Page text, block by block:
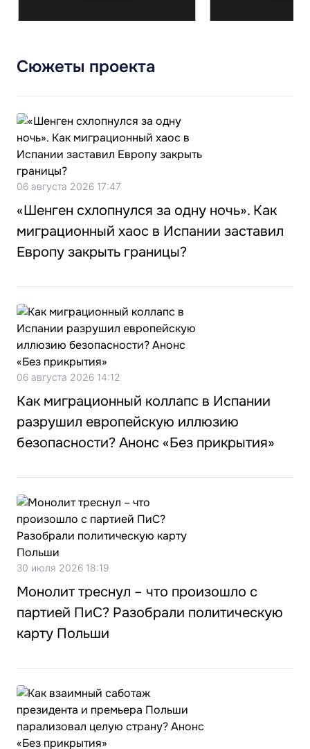
Сюжеты проекта
06 августа 2026 17:47
«Шенген схлопнулся за одну ночь». Как
миграционный хаос в Испании заставил
Европу закрыть границы?
06 августа 2026 14:12
Как миграционный коллапс в Испании
разрушил европейскую иллюзию
безопасности? Анонс «Без прикрытия»
30 июля 2026 18:19
Монолит треснул – что произошло с
партией ПиС? Разобрали политическую
карту Польши